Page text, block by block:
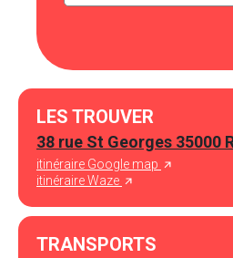
LES TROUVER
38 rue St Georges 35000
itinéraire Google map
itinéraire Waze
TRANSPORTS